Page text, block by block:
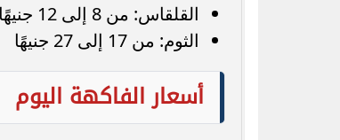
القلقاس: من 8 إلى 12 جنيهًا
الثوم: من 17 إلى 27 جنيهًا
أسعار الفاكهة اليوم